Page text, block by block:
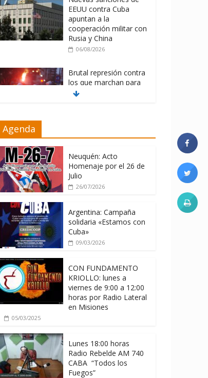
EEUU contra Cuba
apuntan a la
cooperación militar con
Rusia y China
06/08/2026
Brutal represión contra
los que marchan para
que no se venda la
La ONU condena
contra Cuba
06/08/2026
Agenda
Neuquén: Acto
Homenaje por el 26 de
Julio
26/07/2026
Argentina: Campaña
solidaria «Estamos con
Cuba»
09/03/2026
CON FUNDAMENTO
KRIOLLO: lunes a
viernes de 9:00 a 12:00
horas por Radio Lateral
en Misiones
05/03/2025
Lunes 18:00 horas
Radio Rebelde AM 740
CABA “Todos los
Fuegos”